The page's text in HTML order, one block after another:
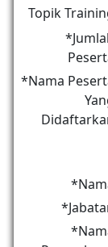
Topik
*Nama